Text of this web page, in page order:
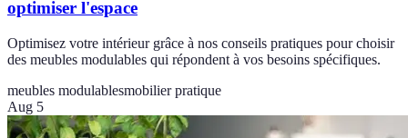
optimiser l'espace
Optimisez votre intérieur grâce à nos conseils pratiques pour choisir
des meubles modulables qui répondent à vos besoins spécifiques.
meubles modulablesmobilier pratique
Aug 5